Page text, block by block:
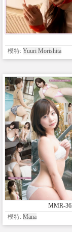
模特: Yuuri Morishita
MMR-
模特: Mana